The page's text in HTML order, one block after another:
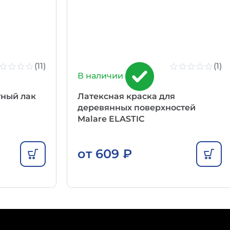
(11)
лак
В наличии
(1)
Латексная краска для
деревянных поверхностей
Malare ELASTIC
от 609 ₽